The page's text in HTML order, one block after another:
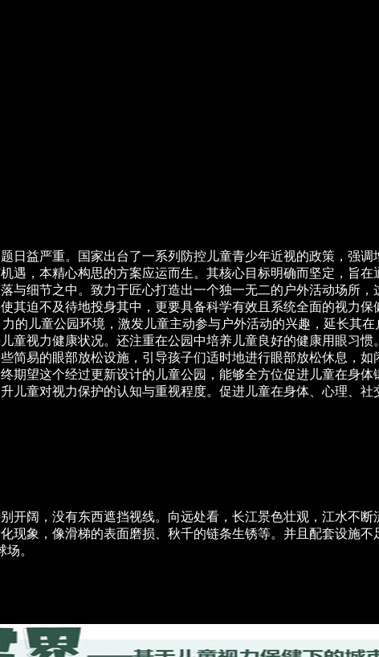
日益严重。国家出台了一系列防控儿童青少年近视的政策，强
遇，本精心构思的方案应运而生。其核心目标明确而坚定，旨
与细节之中。致力于匠心打造出一个独一无二的户外活动场所
其迫不及待地投身其中，更要具备科学有效且系统全面的视力
的儿童公园环境，激发儿童主动参与户外活动的兴趣，延长其
童视力健康状况。还注重在公园中培养儿童良好的健康用眼习
简易的眼部放松设施，引导孩子们适时地进行眼部放松休息，
望这个经过更新设计的儿童公园，能够全方位促进儿童在身
儿童对视力保护的认知与重视程度。促进儿童在身体、心理、
开阔，没有东西遮挡视线。向远处看，长江景色壮观，江水不
象，像滑梯的表面磨损、秋千的链条生锈等。并且配套设施
。